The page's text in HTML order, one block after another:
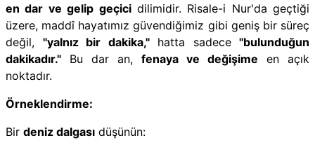
en dar ve gelip geçicidilimidir. Risale-i Nur'da geçtiği
üzere, maddî hayatımız güvendiğimiz gibi geniş bir süreç
değil, "yalnız bir dakika,"hatta sadece "bulunduğun
dakikadır." Bu dar an, fenaya ve değişime en açık
noktadır.
Örneklendirme:
Bir deniz dalgası düşünün: